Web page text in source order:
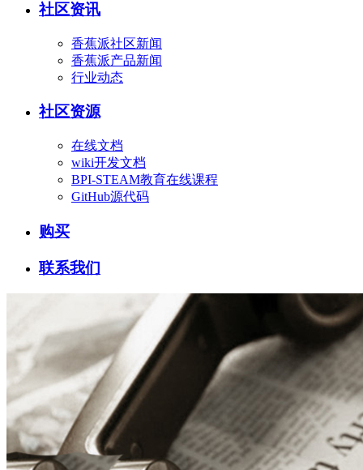
社区资讯
香蕉派社区新闻
香蕉派产品新闻
行业动态
社区资源
在线文档
wiki开发文档
BPI-STEAM教育在线课程
GitHub源代码
购买
联系我们